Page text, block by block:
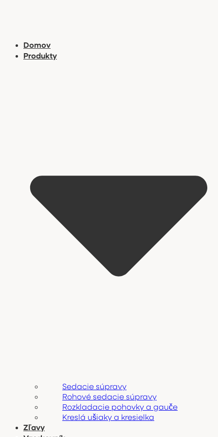
Domov
Produkty
Sedacie súpravy
Rohové sedacie súpravy
Rozkladacie pohovky a gauče
Kreslá ušiaky a kresielka
Zľavy